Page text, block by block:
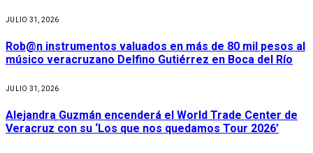
JULIO 31, 2026
Rob@n instrumentos valuados en más de 80 mil pesos al
músico veracruzano Delfino Gutiérrez en Boca del Río
JULIO 31, 2026
Alejandra Guzmán encenderá el World Trade Center de
Veracruz con su ‘Los que nos quedamos Tour 2026’